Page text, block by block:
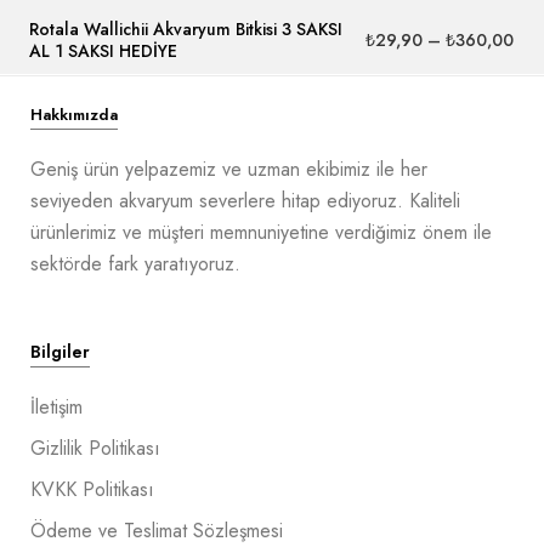
Rotala Wallichii Akvaryum Bitkisi 3 SAKSI
AL 1 SAKSI HEDİYE
₺29,90 – ₺360,00
Hakkımızda
Geniş ürün yelpazemiz ve uzman ekibimiz ile her
seviyeden akvaryum severlere hitap ediyoruz. Kaliteli
ürünlerimiz ve müşteri memnuniyetine verdiğimiz önem ile
sektörde fark yaratıyoruz.
Bilgiler
İletişim
Gizlilik Politikası
KVKK Politikası
Ödeme ve Teslimat Sözleşmesi